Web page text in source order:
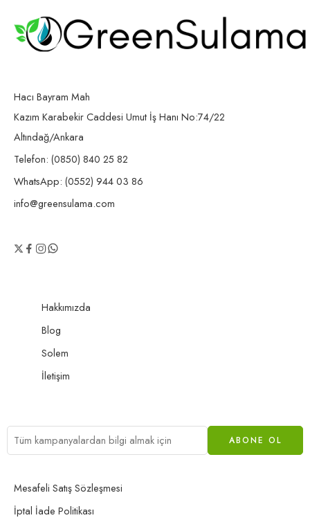
Hacı Bayram Mah
Kazım Karabekir Caddesi Umut İş Hanı No:74/22
Altındağ/Ankara
Telefon: (0850) 840 25 82
WhatsApp: (0552) 944 03 86
info@greensulama.com
Hakkımızda
Blog
Solem
İletişim
Mesafeli Satış Sözleşmesi
İptal İade Politikası